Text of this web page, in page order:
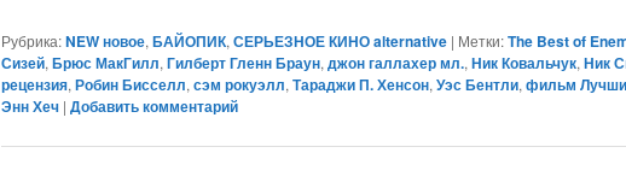
Рубрика: NEW новое,БАЙОПИК,СЕРЬЕЗНОЕ КИНО alternative | Метки: The Best of
Сизей,Брюс МакГилл,Гилберт Гленн Браун,джон галлахер мл.,Ник Ковальчук,Ник
рецензия,Робин Бисселл,сэм рокуэлл,Тараджи П. Хенсон,Уэс Бентли,фильм
Энн Хеч |Добавить комментарий